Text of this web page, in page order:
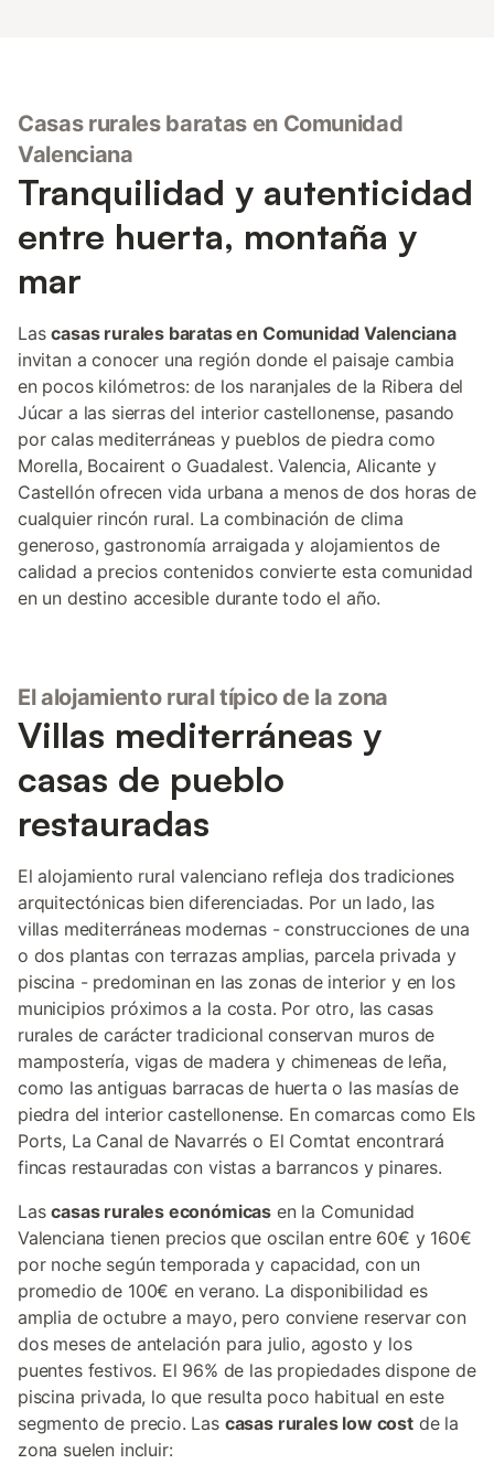
Casas rurales baratas en Comunidad
Valenciana
Tranquilidad y autenticidad
entre huerta, montaña y
mar
Lascasas rurales baratas en Comunidad Valenciana
invitan a conocer una región donde el paisaje cambia
en pocos kilómetros: de los naranjales de la Ribera del
Júcar a las sierras del interior castellonense, pasando
por calas mediterráneas y pueblos de piedra como
Morella, Bocairent o Guadalest. Valencia, Alicante y
Castellón ofrecen vida urbana a menos de dos horas de
cualquier rincón rural. La combinación de clima
generoso, gastronomía arraigada y alojamientos de
calidad a precios contenidos convierte esta comunidad
en un destino accesible durante todo el año.
El alojamiento rural típico de la zona
Villas mediterráneas y
casas de pueblo
restauradas
El alojamiento rural valenciano refleja dos tradiciones
arquitectónicas bien diferenciadas. Por un lado, las
villas mediterráneas modernas - construcciones de una
o dos plantas con terrazas amplias, parcela privada y
piscina - predominan en las zonas de interior y en los
municipios próximos a la costa. Por otro, las casas
rurales de carácter tradicional conservan muros de
mampostería, vigas de madera y chimeneas de leña,
como las antiguas barracas de huerta o las masías de
piedra del interior castellonense. En comarcas como Els
Ports, La Canal de Navarrés o El Comtat encontrará
fincas restauradas con vistas a barrancos y pinares.
Lascasas rurales económicas en la Comunidad
Valenciana tienen precios que oscilan entre 60€ y 160€
por noche según temporada y capacidad, con un
promedio de 100€ en verano. La disponibilidad es
amplia de octubre a mayo, pero conviene reservar con
dos meses de antelación para julio, agosto y los
puentes festivos. El 96% de las propiedades dispone de
piscina privada, lo que resulta poco habitual en este
segmento de precio. Las casas rurales low costde la
zona suelen incluir: